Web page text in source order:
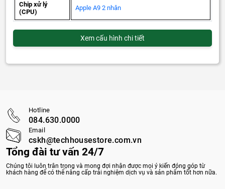
Chip xử lý
(CPU)
Apple A9 2 nhân
Xem cấu hình chi tiết
Tổng đài tư vấn 24/7
Chúng tôi luôn trân trọng và mong đợi nhận được mọi ý kiến đóng góp từ
khách hàng để có thể nâng cấp trải nghiệm dịch vụ và sản phẩm tốt hơn nữa.
Hotline
084.630.0000
Email
cskh@techhousestore.com.vn